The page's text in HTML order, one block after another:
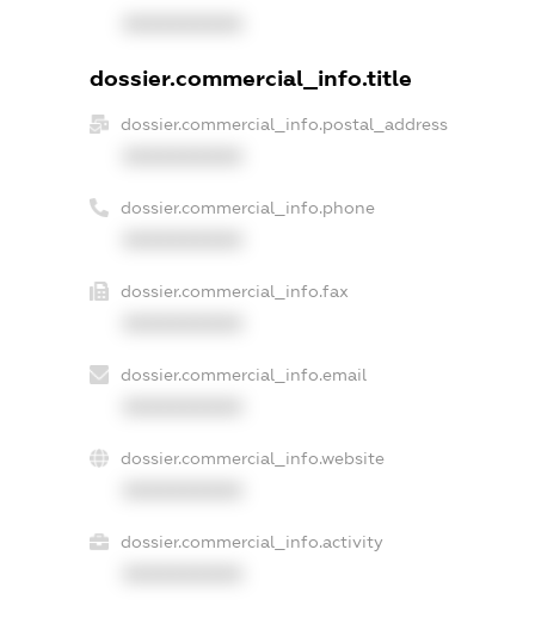
dossier.commercial_info.title
dossier.commercial_info.postal_address
dossier.commercial_info.phone
dossier.commercial_info.fax
dossier.commercial_info.email
dossier.commercial_info.website
dossier.commercial_info.activity